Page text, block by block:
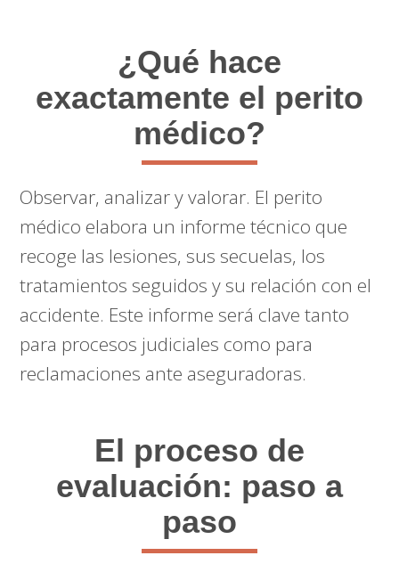
¿Qué hace
exactamente el perito
médico?
Observar, analizar y valorar. El perito
médico elabora un informe técnico que
recoge las lesiones, sus secuelas, los
tratamientos seguidos y su relación con el
accidente. Este informe será clave tanto
para procesos judiciales como para
reclamaciones ante aseguradoras.
El proceso de
evaluación: paso a
paso